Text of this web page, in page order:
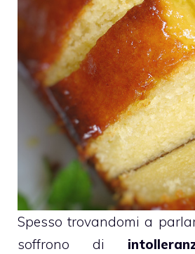
Spesso trovandomi a
soffrono di